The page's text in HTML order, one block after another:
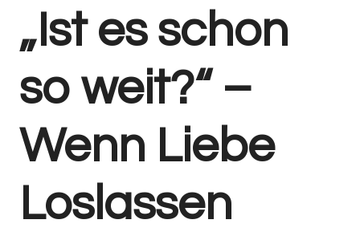
„Ist es schon
so weit?“ –
Wenn Liebe
Loslassen